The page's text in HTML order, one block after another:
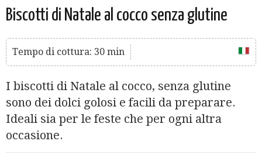
Biscotti di Natale al cocco senza glutine
Tempo di cottura: 30 min
I biscotti di Natale al cocco, senza glutine
sono dei dolci golosi e facili da preparare.
Ideali sia per le feste che per ogni altra
occasione.